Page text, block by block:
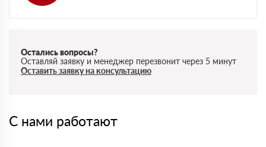
Остались вопросы?
Оставляй заявку и менеджер перезвонит через 5 минут
Оставить заявку на консультацию
С нами работают